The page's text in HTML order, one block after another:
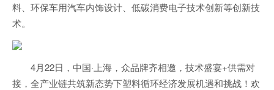
料、环保车用汽车内饰设计、低碳消费电子技术创新等创新技
术。
4月22日，中国·上海，众品牌齐相邀，技术盛宴+供需对
接，全产业链共筑新态势下塑料循环经济发展机遇和挑战！欢